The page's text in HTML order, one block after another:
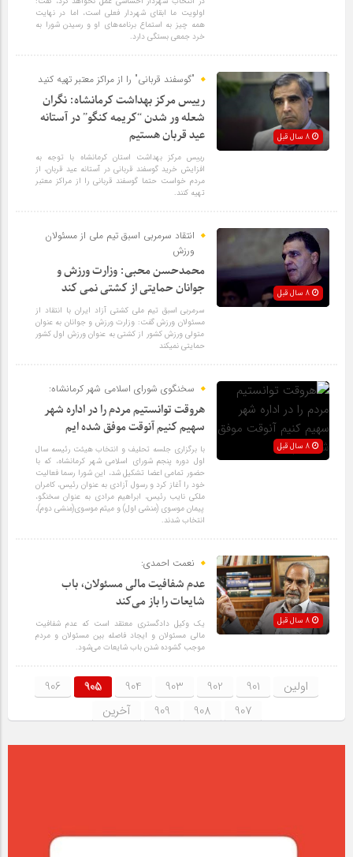
اولویت ما ابقای شهردار فعلی است، اما در نهایت
همه چیز به استماع برنامه‌های او و رسیدن شورا به
خرد جمعی بستگی دارد.
"گوسفند قربانی" را از مراکز معتبر تهیه کنید
رییس مرکز بهداشت کرمانشاه: نگران
شعله ور شدن “کریمه کنگو” در آستانه
عید قربان هستیم
رییس مرکز بهداشت استان کرمانشاه با توجه به
افزایش خرید گوسفند قربانی در آستانه عید قربان، از
مردم خواست حتما گوسفند قربانی را از مراکز معتبر
تهیه کنند.
انتقاد سرمربی اسبق تیم ملی از مسئولان
ورزش
محمدحسن محبی: وزارت ورزش و
جوانان حمایتی از کشتی نمی کند
سرمربی اسبق تیم ملی کشتی آزاد ایران با انتقاد از
مسئولان ورزش گفت: وزارت ورزش و جوانان به عنوان
متولی ورزش کشور از کشتی به عنوان ورزش اول کشور
حمایتی نمیکند
سخنگوی شورای اسلامی شهر کرمانشاه:
هروقت توانستیم مردم را در اداره شهر
سهیم کنیم آنوقت موفق شده ایم
با برگزاری جلسه تحلیف و انتخاب هیئت رئیسه سال
اول دوره پنجم شورای اسلامی شهر کرمانشاه، که با
حضور تمامی اعضا تشکیل شد، این شورا رسما فعالیت
خود را آغاز کرد و رسول آزادى به عنوان رئیس، کامران
ملکی نایب رئیس، ابراهیم مرادی به عنوان سخنگو،
پیمان موسوی (منشی اول) و میثم موسوی(منشی دوم)،
انتخاب شدند.
نعمت احمدی:
عدم شفافیت مالی مسئولان، باب
شایعات را باز می‌کند
یک وکیل دادگستری معتقد است که عدم شفافیت
مالی مسئولان و ایجاد فاصله بین مسئولان و مردم
موجب گشوده شدن باب شایعات می‌شود.
اولین 901
902
903
904
905
906
907
908
909 آخرین